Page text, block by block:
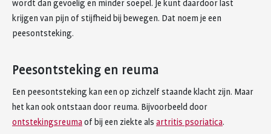
wordt dan gevoelig en minder soepel. Je kunt daardoor last
krijgen van pijn of stijfheid bij bewegen. Dat noem je een
peesontsteking.
Peesontsteking en reuma
Een peesontsteking kan een op zichzelf staande klacht zijn. Maar
het kan ook ontstaan door reuma. Bijvoorbeeld door
ontstekingsreumaof bij een ziekte als artritis psoriatica.